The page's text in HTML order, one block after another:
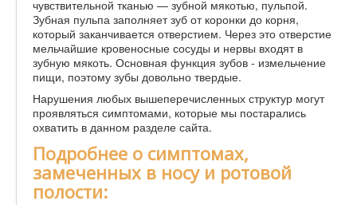
чувствительной тканью — зубной мякотью, пульпой.
Зубная пульпа заполняет зуб от коронки до корня,
который заканчивается отверстием. Через это отверстие
мельчайшие кровеносные сосуды и нервы входят в
зубную мякоть. Основная функция зубов - измельчение
пищи, поэтому зубы довольно твердые.
Нарушения любых вышеперечисленных структур могут
проявляться симптомами, которые мы постарались
охватить в данном разделе сайта.
Подробнее о симптомах,
замеченных в носу и ротовой
полости: